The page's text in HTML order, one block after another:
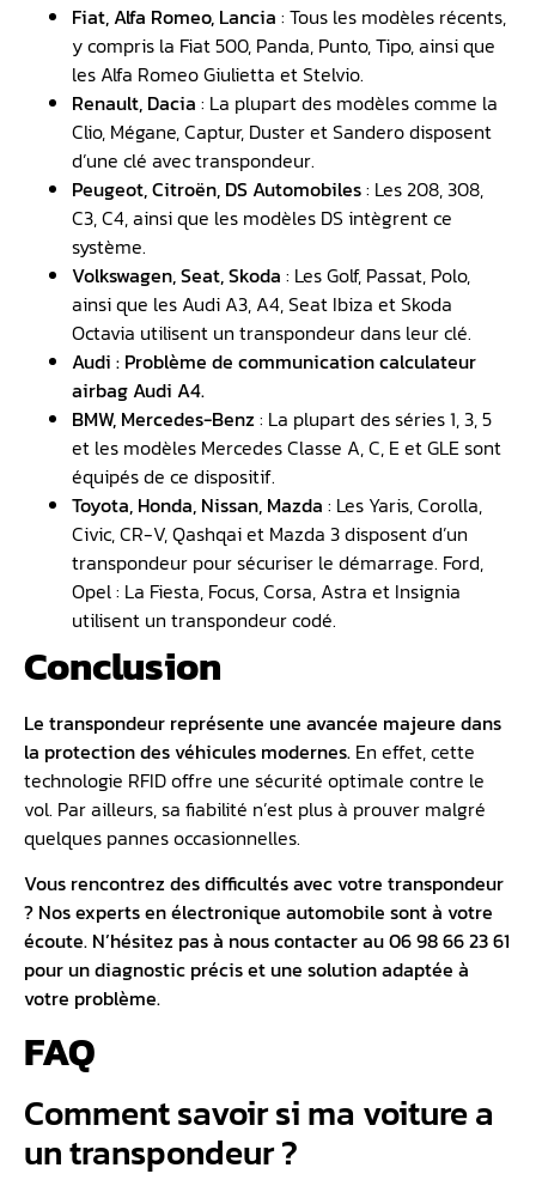
Fiat, Alfa Romeo, Lancia : Tous les modèles récents,
y compris la Fiat 500, Panda, Punto, Tipo, ainsi que
les Alfa Romeo Giulietta et Stelvio.
Renault, Dacia : La plupart des modèles comme la
Clio, Mégane, Captur, Duster et Sandero disposent
d’une clé avec transpondeur.
Peugeot, Citroën, DS Automobiles: Les 208, 308,
C3, C4, ainsi que les modèles DS intègrent ce
système.
Volkswagen, Seat, Skoda : Les Golf, Passat, Polo,
ainsi que les Audi A3, A4, Seat Ibiza et Skoda
Octavia utilisent un transpondeur dans leur clé.
Audi : Problème de communication calculateur
airbag Audi A4.
BMW, Mercedes-Benz: La plupart des séries 1, 3, 5
et les modèles Mercedes Classe A, C, E et GLE sont
équipés de ce dispositif.
Toyota, Honda, Nissan, Mazda : Les Yaris, Corolla,
Civic, CR-V, Qashqai et Mazda 3 disposent d’un
transpondeur pour sécuriser le démarrage. Ford,
Opel : La Fiesta, Focus, Corsa, Astra et Insignia
utilisent un transpondeur codé.
Conclusion
Le transpondeur représente une avancée majeure dans
la protection des véhicules modernes. En effet, cette
technologie RFID offre une sécurité optimale contre le
vol. Par ailleurs, sa fiabilité n’est plus à prouver malgré
quelques pannes occasionnelles.
Vous rencontrez des difficultés avec votre transpondeur
? Nos experts en électronique automobile sont à votre
écoute. N’hésitez pas à nous contacter au 06 98 66 23 61
pour un diagnostic précis et une solution adaptée à
votre problème.
FAQ
Comment savoir si ma voiture a
un transpondeur ?